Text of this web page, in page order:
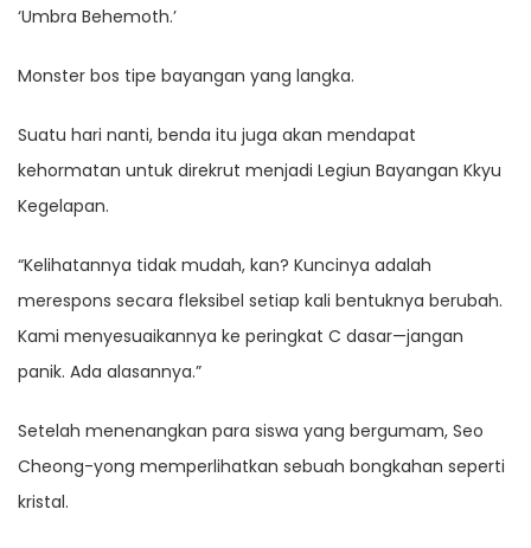
‘Umbra Behemoth.’
Monster bos tipe bayangan yang langka.
Suatu hari nanti, benda itu juga akan mendapat
kehormatan untuk direkrut menjadi Legiun Bayangan Kkyu
Kegelapan.
“Kelihatannya tidak mudah, kan? Kuncinya adalah
merespons secara fleksibel setiap kali bentuknya berubah.
Kami menyesuaikannya ke peringkat C dasar—jangan
panik. Ada alasannya.”
Setelah menenangkan para siswa yang bergumam, Seo
Cheong-yong memperlihatkan sebuah bongkahan seperti
kristal.